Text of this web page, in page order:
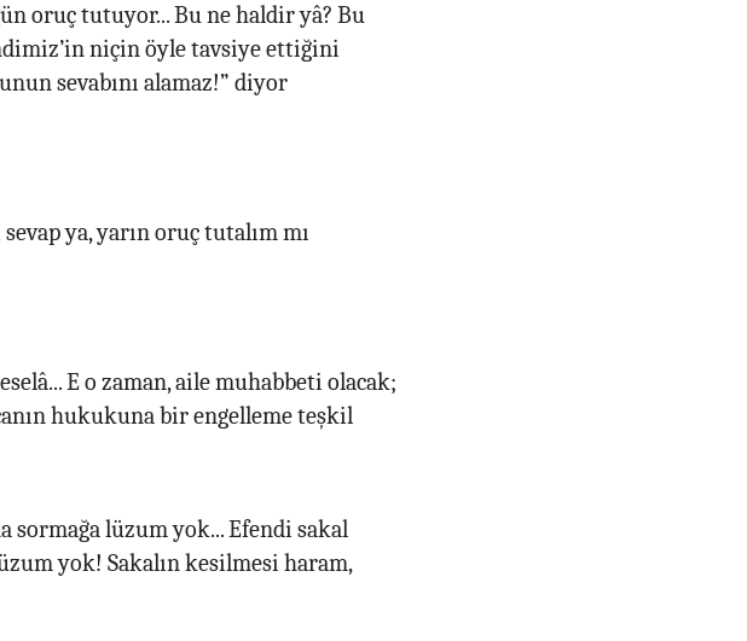
oruç tutuyor... Bu ne haldir yâ? Bu
niçin öyle tavsiye ettiğini
sevabını alamaz!” diyor
ya, yarın oruç tutalım mı
E o zaman, aile muhabbeti olacak;
hukukuna bir engelleme teşkil
sormağa lüzum yok... Efendi sakal
yok! Sakalın kesilmesi haram,